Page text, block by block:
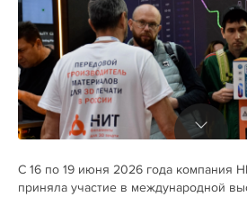
С 16 по 19 июня 2026 года компания
приняла участие в международной